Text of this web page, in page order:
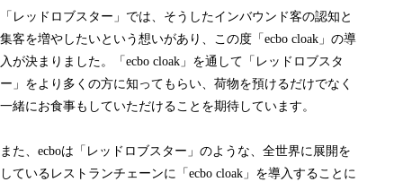
「レッドロブスター」では、そうしたインバウンド客の認知と
集客を増やしたいという想いがあり、この度「ecbo cloak」の導
入が決まりました。「ecbo cloak」を通して「レッドロブスタ
ー」をより多くの方に知ってもらい、荷物を預けるだけでなく
一緒にお食事もしていただけることを期待しています。
また、ecboは「レッドロブスター」のような、全世界に展開を
しているレストランチェーンに「ecbo cloak」を導入することに